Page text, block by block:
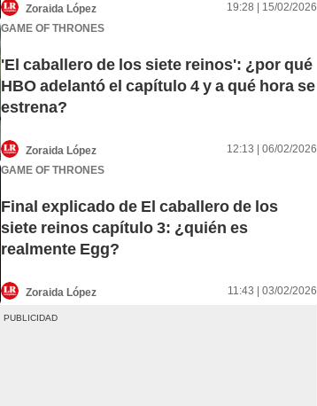
Zoraida López
19:28 | 15/02/2026
GAME OF THRONES
'El caballero de los siete reinos': ¿por qué
HBO adelantó el capítulo 4 y a qué hora se
estrena?
Zoraida López
12:13 | 06/02/2026
GAME OF THRONES
Final explicado de El caballero de los
siete reinos capítulo 3: ¿quién es
realmente Egg?
Zoraida López 11:43 | 03/02/2026